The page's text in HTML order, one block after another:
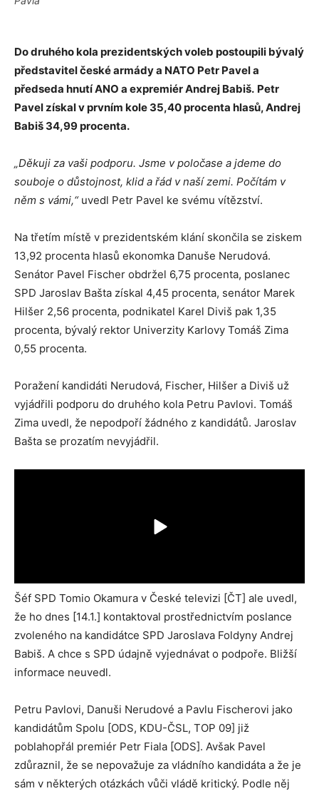
Do druhého kola prezidentských voleb postoupili bývalý
představitel české armády a NATO Petr Pavel a
předseda hnutí ANO a expremiér Andrej Babiš. Petr
Pavel získal v prvním kole 35,40 procenta hlasů, Andrej
Babiš 34,99 procenta.
„Děkuji za vaši podporu. Jsme v poločase a jdeme do
souboje o důstojnost, klid a řád v naší zemi. Počítám v
něm s vámi,“uvedl Petr Pavel ke svému vítězství.
Na třetím místě v prezidentském klání skončila se ziskem
13,92 procenta hlasů ekonomka Danuše Nerudová.
Senátor Pavel Fischer obdržel 6,75 procenta, poslanec
SPD Jaroslav Bašta získal 4,45 procenta, senátor Marek
Hilšer 2,56 procenta, podnikatel Karel Diviš pak 1,35
procenta, bývalý rektor Univerzity Karlovy Tomáš Zima
0,55 procenta.
Poražení kandidáti Nerudová, Fischer, Hilšer a Diviš už
vyjádřili podporu do druhého kola Petru Pavlovi. Tomáš
Zima uvedl, že nepodpoří žádného z kandidátů. Jaroslav
Bašta se prozatím nevyjádřil.
Šéf SPD Tomio Okamura v České televizi [ČT] ale uvedl,
že ho dnes [14.1.] kontaktoval prostřednictvím poslance
zvoleného na kandidátce SPD Jaroslava Foldyny Andrej
Babiš. A chce s SPD údajně vyjednávat o podpoře. Bližší
informace neuvedl.
Petru Pavlovi, Danuši Nerudové a Pavlu Fischerovi jako
kandidátům Spolu [ODS, KDU-ČSL, TOP 09] již
poblahopřál premiér Petr Fiala [ODS]. Avšak Pavel
zdůraznil, že se nepovažuje za vládního kandidáta a že je
sám v některých otázkách vůči vládě kritický. Podle něj